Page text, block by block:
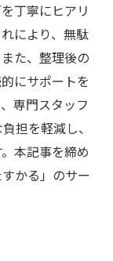
めに
丁寧にヒアリ
により、無駄
た、整理後の
にサポートを
専門スタッフ
担を軽減し、
本記事を締め
かる」のサー